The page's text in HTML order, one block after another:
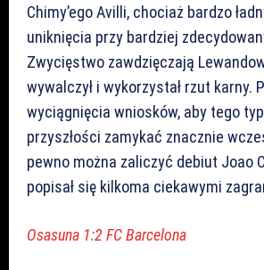
Chimy’ego Avilli, chociaż bardzo
uniknięcia przy bardziej
Zwycięstwo zawdzięczają
wywalczył i wykorzystał rzut karny.
wyciągnięcia wniosków, aby tego
przyszłości zamykać znacznie
pewno można zaliczyć debiut Joao
popisał się kilkoma ciekawymi
Osasuna 1:2 FC Barcelona